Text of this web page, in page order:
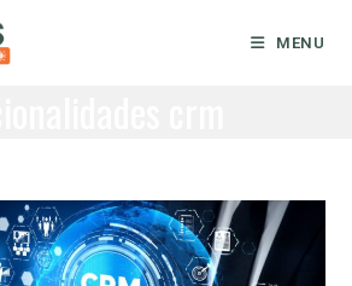
MENU